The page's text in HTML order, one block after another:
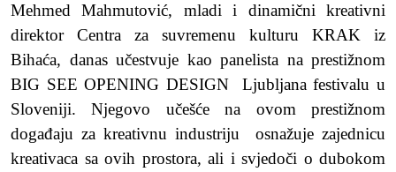
Mehmed Mahmutović, mladi i dinamični kreativni
direktor Centra za suvremenu kulturu KRAK iz
Bihaća, danas učestvuje kao panelista na prestižnom
BIG SEE OPENING DESIGN
Ljubljana festivalu u
Sloveniji. Njegovo učešće na ovom prestižnom
događaju za kreativnu industriju
osnažuje zajednicu
kreativaca sa ovih prostora, ali i svjedoči o dubokom